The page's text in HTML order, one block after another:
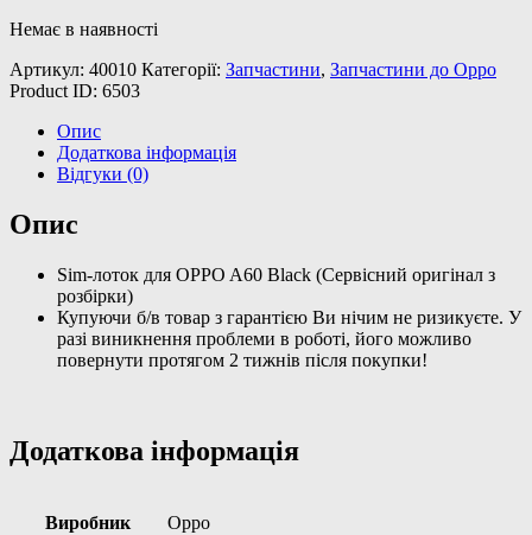
Немає в наявності
Артикул: 40010 Категорії: Запчастини, Запчастини до Oppo
Product ID: 6503
Опис
Додаткова інформація
Відгуки (0)
Опис
Sim-лоток для OPPO A60 Black (Сервісний оригінал з
розбірки)
Купуючи б/в товар з гарантією Ви нічим не ризикуєте. У
разі виникнення проблеми в роботі, його можливо
повернути протягом 2 тижнів після покупки!
Додаткова інформація
Виробник Oppo